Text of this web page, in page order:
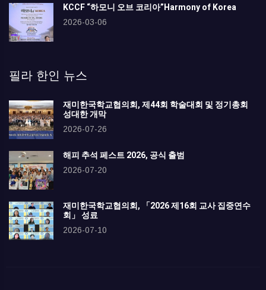
KCCF “하모니 오브 코리아”Harmony of Korea
2026-03-06
필라 한인 뉴스
재미한국학교협의회, 제44회 학술대회 및 정기총회
성대한 개막
2026-07-26
해피 추석 페스트 2026, 공식 출범
2026-07-20
재미한국학교협의회, 「2026 제16회 교사 집중연수
회」 성료
2026-07-10